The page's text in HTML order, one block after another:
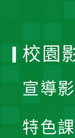
校園
宣導
特色